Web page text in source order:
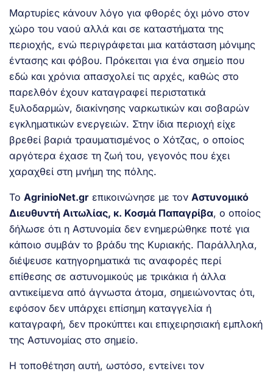
Μαρτυρίες κάνουν λόγο για φθορές όχι μόνο στον
χώρο του ναού αλλά και σε καταστήματα της
περιοχής, ενώ περιγράφεται μια κατάσταση μόνιμης
έντασης και φόβου. Πρόκειται για ένα σημείο που
εδώ και χρόνια απασχολεί τις αρχές, καθώς στο
παρελθόν έχουν καταγραφεί περιστατικά
ξυλοδαρμών, διακίνησης ναρκωτικών και σοβαρών
εγκληματικών ενεργειών. Στην ίδια περιοχή είχε
βρεθεί βαριά τραυματισμένος ο Χότζας, ο οποίος
αργότερα έχασε τη ζωή του, γεγονός που έχει
χαραχθεί στη μνήμη της πόλης.
Το AgrinioNet.gr επικοινώνησε με τον Αστυνομικό
Διευθυντή Αιτωλίας, κ. Κοσμά Παπαγρίβα, ο οποίος
δήλωσε ότι η Αστυνομία δεν ενημερώθηκε ποτέ για
κάποιο συμβάν το βράδυ της Κυριακής. Παράλληλα,
διέψευσε κατηγορηματικά τις αναφορές περί
επίθεσης σε αστυνομικούς με τρικάκια ή άλλα
αντικείμενα από άγνωστα άτομα, σημειώνοντας ότι,
εφόσον δεν υπάρχει επίσημη καταγγελία ή
καταγραφή, δεν προκύπτει και επιχειρησιακή εμπλοκή
της Αστυνομίας στο σημείο.
Η τοποθέτηση αυτή, ωστόσο, εντείνει τον